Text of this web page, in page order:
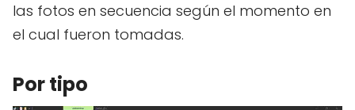
las fotos en secuencia según el momento en
el cual fueron tomadas.
Por tipo